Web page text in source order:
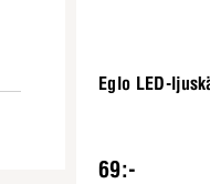
Eglo LED-
69:-